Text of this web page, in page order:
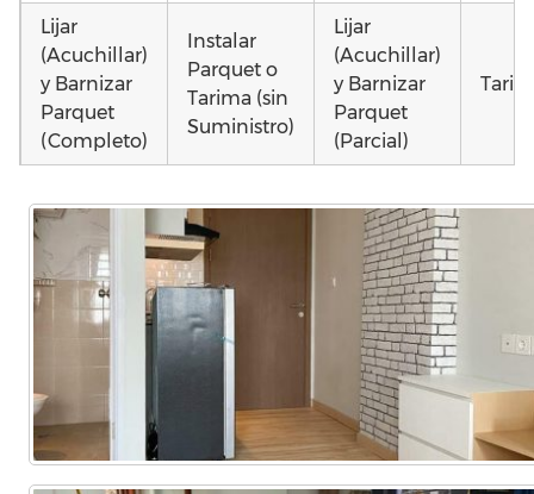
Lijar
(Acuchillar)
y Barnizar
Parquet
(Completo)
Instalar
Parquet o
Tarima (sin
Suministro)
Lijar
(Acuchillar)
y Barnizar
Parquet
(Parcial)
parquet o
Tarima
Local
Comercial
parquet o
Tarima
Vivienda
(Completa)
parquet o
Tarima
Vivienda
(Parcial)